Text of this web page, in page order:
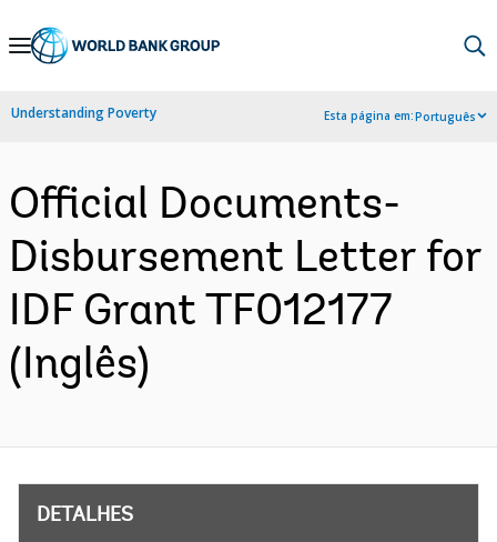
Skip
Navigation
Understanding Poverty Esta página em:Português
Official Documents-
Disbursement Letter for
IDF Grant TF012177
(Inglês)
DETALHES